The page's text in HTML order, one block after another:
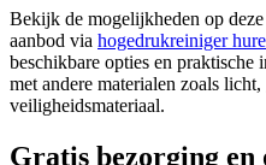
Bekijk de mogelijkheden op
aanbod via hogedrukreiniger
beschikbare opties en
met andere materialen zoals
veiligheidsmateriaal.
Gratis bezorging en